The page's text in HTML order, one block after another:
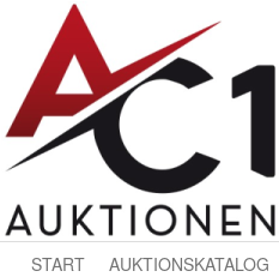
START AUKTIONSKATALOG